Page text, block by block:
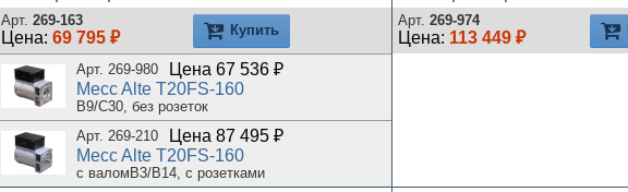
Арт. 269-163
Цена: 69 795 ₽ Купить
Арт. 269-980
Цена 67 536 ₽
Mecc Alte T20FS-160
B9/C30, без розеток
Арт. 269-210
Цена 87 495 ₽
Mecc Alte T20FS-160
с валомB3/B14, с розетками
Арт. 269-974
Цена: 113 449 ₽